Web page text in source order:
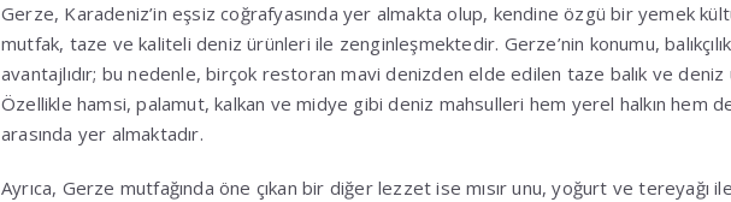
Gerze, Karadeniz’in eşsiz coğrafyasında yer almakta olup, kendine özgü bir yemek
mutfak, taze ve kaliteli deniz ürünleri ile zenginleşmektedir. Gerze’nin konumu, balıkçılık
avantajlıdır; bu nedenle, birçok restoran mavi denizden elde edilen taze balık ve deniz
Özellikle hamsi, palamut, kalkan ve midye gibi deniz mahsulleri hem yerel halkın hem
arasında yer almaktadır.
Ayrıca, Gerze mutfağında öne çıkan bir diğer lezzet ise mısır unu, yoğurt ve tereyağı